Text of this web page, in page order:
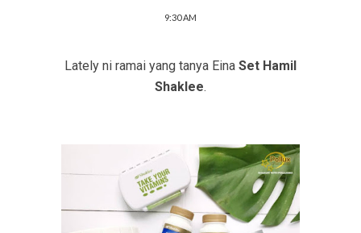
9:30 AM
Lately ni ramai yang tanya Eina Set Hamil
Shaklee.